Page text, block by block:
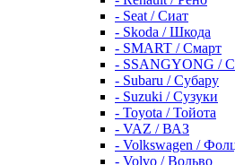
- Seat / Сиат
- Skoda / Шкода
- SMART / Смарт
- SSANGYONG /
- Subaru / Субару
- Suzuki / Сузуки
- Toyota / Тойота
- VAZ / ВАЗ
- Volkswagen /
- Volvo / Вольво